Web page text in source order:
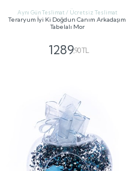
Aynı Gün Teslimat / Ücretsiz Teslimat
Teraryum İyi Ki Doğdun Canım Arkadaşım
Tabelalı Mor
1289,90 TL